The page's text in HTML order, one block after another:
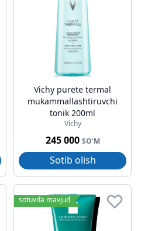
Vichy purete termal
mukammallashtiruvchi
tonik 200ml
Vichy
245 000 SO'M
Sotib olish
sotuvda mavjud